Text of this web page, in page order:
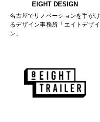
EIGHT DESIGN
名古屋でリノベーションを手がけ
るデザイン事務所「エイトデザイ
ン」